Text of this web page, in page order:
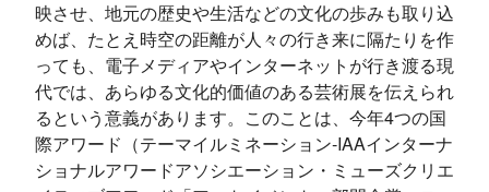
映させ、地元の歴史や生活などの文化の歩みも取り込
めば、たとえ時空の距離が人々の行き来に隔たりを作
っても、電子メディアやインターネットが行き渡る現
代では、あらゆる文化的価値のある芸術展を伝えられ
るという意義があります。このことは、今年4つの国
際アワード（テーマイルミネーション‐IAAインターナ
ショナルアワードアソシエーション・ミューズクリエ